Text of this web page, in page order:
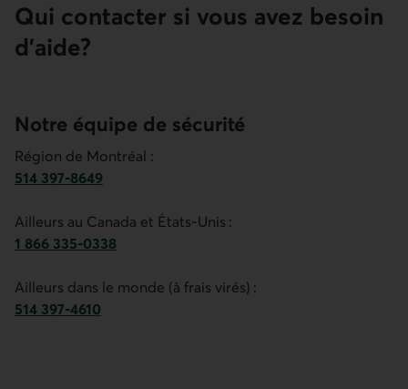
Qui contacter si vous avez besoin
d’aide?
Notre équipe de sécurité
Région de Montréal :
514 397-8649
Ailleurs au Canada et États-Unis :
1 866 335-0338
Ailleurs dans le monde (à frais virés) :
514 397-4610